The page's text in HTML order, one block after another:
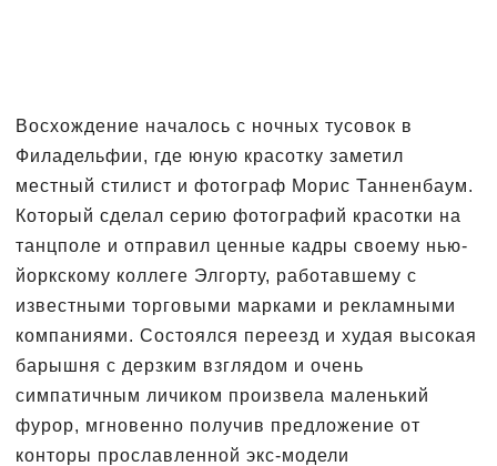
Восхождение началось с ночных тусовок в
Филадельфии, где юную красотку заметил
местный стилист и фотограф Морис Танненбаум.
Который сделал серию фотографий красотки на
танцполе и отправил ценные кадры своему нью-
йоркскому коллеге Элгорту, работавшему с
известными торговыми марками и рекламными
компаниями. Состоялся переезд и худая высокая
барышня с дерзким взглядом и очень
симпатичным личиком произвела маленький
фурор, мгновенно получив предложение от
конторы прославленной экс-модели